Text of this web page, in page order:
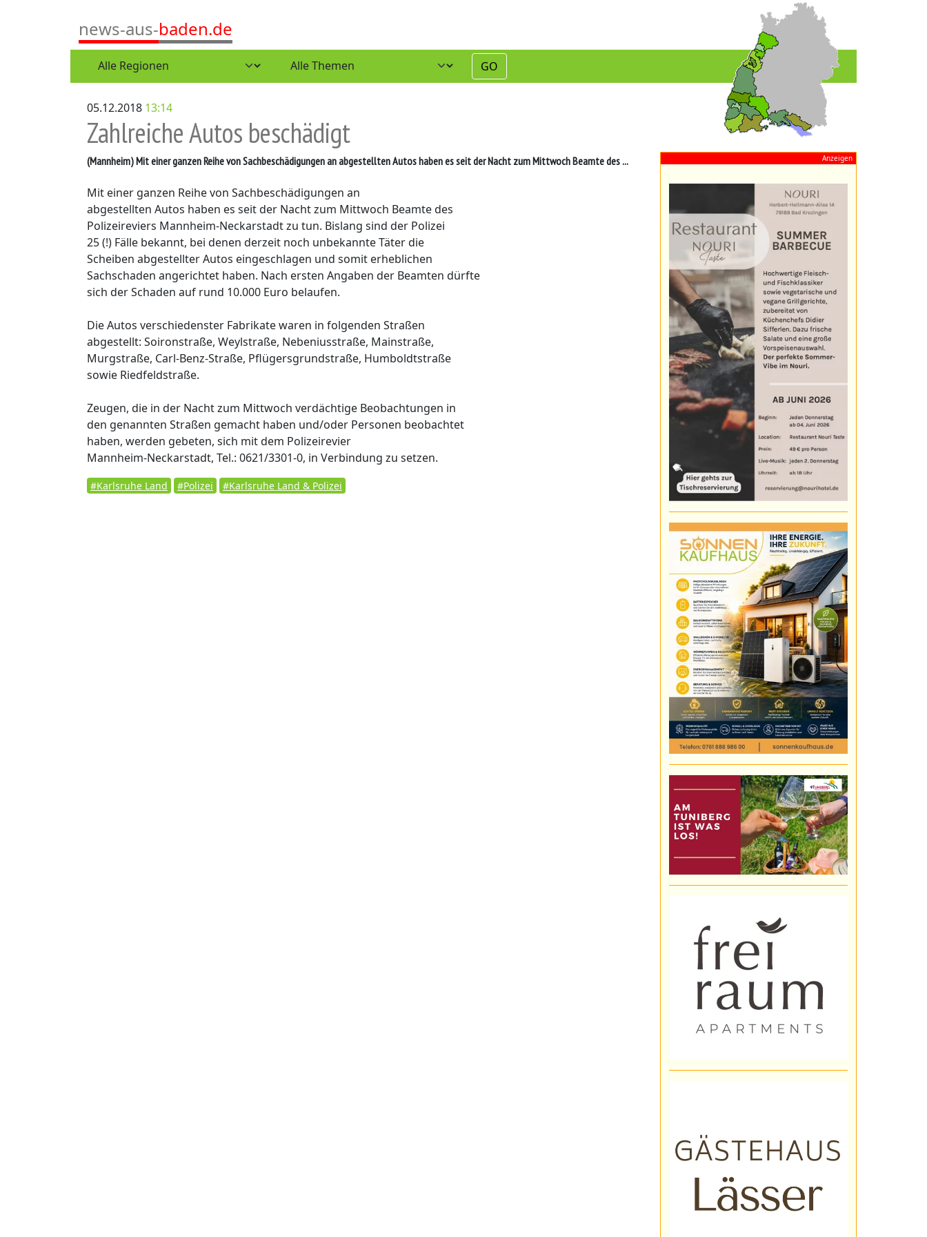
news-aus-baden.de
GO
05.12.2018 13:14
Zahlreiche Autos beschädigt
(Mannheim)Mit einer ganzen Reihe von Sachbeschädigungen an abgestellten Autos haben es seit der Nacht zum Mittwoch Beamte des ...
Mit einer ganzen Reihe von Sachbeschädigungen an
abgestellten Autos haben es seit der Nacht zum Mittwoch Beamte des
Polizeireviers Mannheim-Neckarstadt zu tun. Bislang sind der Polizei
25 (!) Fälle bekannt, bei denen derzeit noch unbekannte Täter die
Scheiben abgestellter Autos eingeschlagen und somit erheblichen
Sachschaden angerichtet haben. Nach ersten Angaben der Beamten dürfte
sich der Schaden auf rund 10.000 Euro belaufen.
Die Autos verschiedenster Fabrikate waren in folgenden Straßen
abgestellt: Soironstraße, Weylstraße, Nebeniusstraße, Mainstraße,
Murgstraße, Carl-Benz-Straße, Pflügersgrundstraße, Humboldtstraße
sowie Riedfeldstraße.
Zeugen, die in der Nacht zum Mittwoch verdächtige Beobachtungen in
den genannten Straßen gemacht haben und/oder Personen beobachtet
haben, werden gebeten, sich mit dem Polizeirevier
Mannheim-Neckarstadt, Tel.: 0621/3301-0, in Verbindung zu setzen.
#Karlsruhe Land #Polizei #Karlsruhe Land & Polizei
Anzeigen